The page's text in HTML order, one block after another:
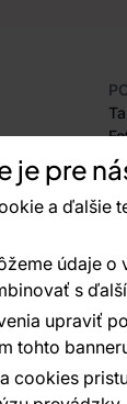
je pre
a ďalšie
údaje
s
upraviť
tohto
cookies